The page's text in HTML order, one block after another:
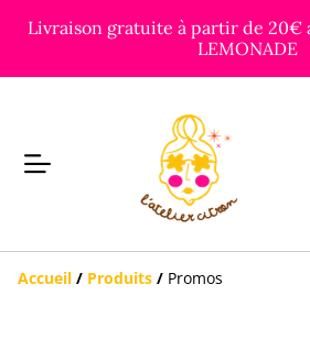
Livraison gratuite à partir de 20€
LEMONADE
Accueil / Produits / Promos